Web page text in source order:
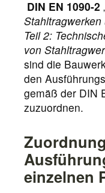
DIN EN 1090-2
Teil 2:
von
sind die
den
gemäß der DIN
zuzuordnen.
einzelnen